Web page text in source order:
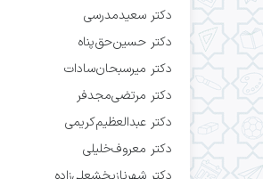
دکتر سعیدمدرسی
دکتر حسین‌حق‌پناه
دکتر میرسبحان‌سادات
دکتر مرتضی‌مجدفر
دکتر عبدالعظیم‌کریمی
دکتر معروف‌خلیلی